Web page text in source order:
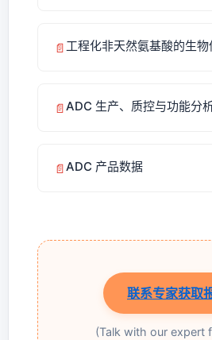
📄 工程化非天然氨基酸的生物
📄ADC 生产、质控与功能分
📄ADC 产品数据
联系专家获取
(Talk with our expert